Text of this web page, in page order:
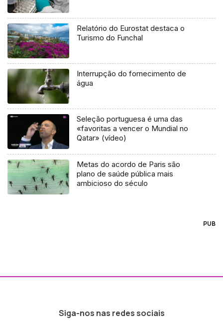
Relatório do Eurostat destaca o
Turismo do Funchal
Interrupção do fornecimento de
água
Seleção portuguesa é uma das
«favoritas a vencer o Mundial no
Qatar» (vídeo)
Metas do acordo de Paris são
plano de saúde pública mais
ambicioso do século
PUB
Siga-nos nas redes sociais